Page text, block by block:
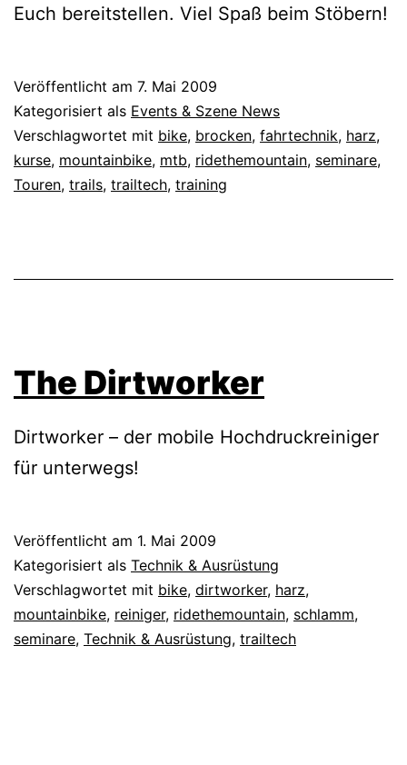
Euch bereitstellen. Viel Spaß beim Stöbern!
Veröffentlicht am 7. Mai 2009
Kategorisiert als Events & Szene News
Verschlagwortet mit bike, brocken, fahrtechnik, harz,
kurse, mountainbike, mtb, ridethemountain, seminare,
Touren, trails, trailtech, training
The Dirtworker
Dirtworker – der mobile Hochdruckreiniger
für unterwegs!
Veröffentlicht am 1. Mai 2009
Kategorisiert als Technik & Ausrüstung
Verschlagwortet mit bike, dirtworker, harz,
mountainbike, reiniger, ridethemountain, schlamm,
seminare, Technik & Ausrüstung, trailtech